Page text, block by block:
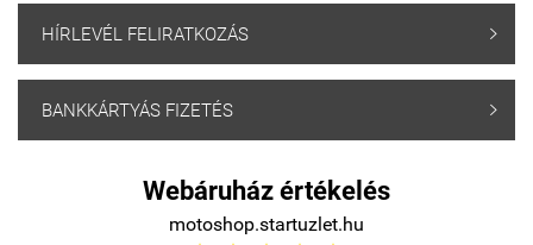
HÍRLEVÉL FELIRATKOZÁS 
BANKKÁRTYÁS FIZETÉS 
Webáruház értékelés
motoshop.startuzlet.hu